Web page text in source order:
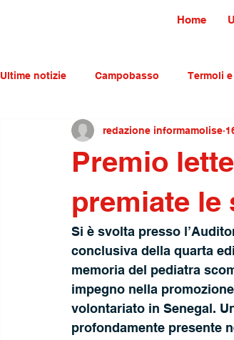
Home
Ultime notizie Campobasso Termoli
Economia e lavoro Molise cultura
Premio
premiate le
redazione informamolise
Si è svolta presso
conclusiva della quarta
memoria del pediatra
impegno nella
volontariato in Senegal.
profondamente presente